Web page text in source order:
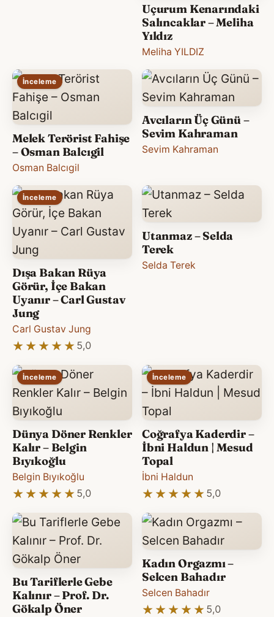
Uçurum Kenarındaki
Salıncaklar – Meliha
Yıldız
Meliha YILDIZ
İnceleme
Melek Terörist Fahişe
– Osman Balcıgil
Osman Balcıgil
Avcıların Üç Günü –
Sevim Kahraman
Sevim Kahraman
İnceleme
Dışa Bakan Rüya
Görür, İçe Bakan
Uyanır – Carl Gustav
Jung
Carl Gustav Jung
★★★★★
★★★★★ 5,0
Utanmaz – Selda
Terek
Selda Terek
İnceleme
Dünya Döner Renkler
Kalır – Belgin
Bıyıkoğlu
Belgin Bıyıkoğlu
★★★★★
★★★★★ 5,0
İnceleme
Coğrafya Kaderdir –
İbni Haldun | Mesud
Topal
İbni Haldun
★★★★★
★★★★★ 5,0
Bu Tariflerle Gebe
Kalınır – Prof. Dr.
Gökalp Öner
Kadın Orgazmı –
Selcen Bahadır
Selcen Bahadır
★★★★★
★★★★★ 5,0